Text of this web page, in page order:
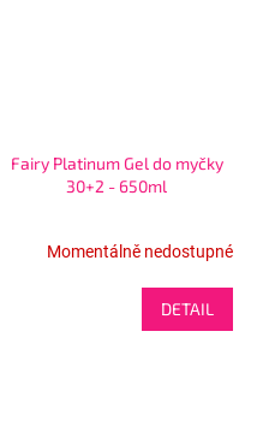
Fairy Platinum Gel do myčky
30+2 - 650ml
Momentálně nedostupné
DETAIL